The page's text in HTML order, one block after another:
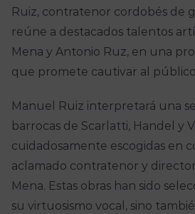
Ruiz, contratenor cordobés de
reúne a destacados talentos
Mena y Antonio Ruz, en una
que promete cautivar al
Manuel Ruiz interpretará una
barrocas de Scarlatti, Handel y
cuidadosamente escogidas en
aclamado contratenor y
Mena. Estas obras han sido
su virtuosismo vocal, sino